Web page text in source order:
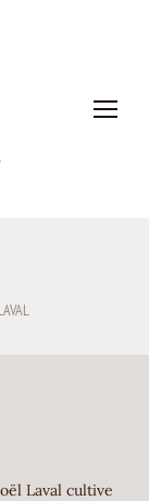
Laval cultive